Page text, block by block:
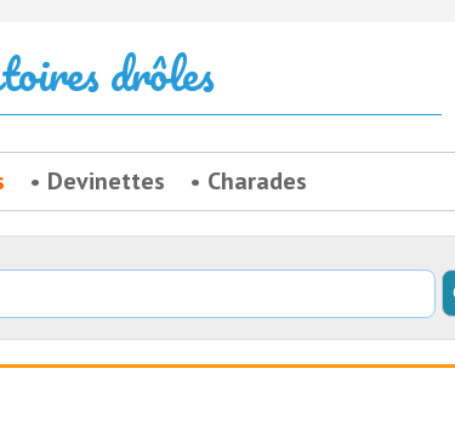
drôles
Devinettes Charades